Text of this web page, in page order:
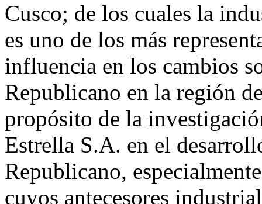
Cusco; de los cuales la
es uno de los más
influencia en los cambios
Republicano en la región
propósito de la
Estrella S.A. en el
Republicano,
cuyos antecesores